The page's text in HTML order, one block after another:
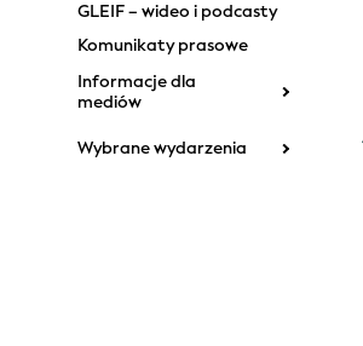
GLEIF – wideo i podcasty
Komunikaty prasowe
Informacje dla
mediów
Wybrane wydarzenia